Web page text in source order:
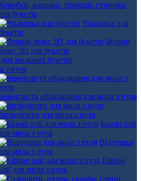
кошики, трапеції, супники
букетів
Упаковка для
Форми
3D для букетів
з нуля
та обладнання для мила з нуля
для мила з нуля
Базові олії
мила з нуля
Віддушки
мила з нуля
Ефірні
для мила з нуля